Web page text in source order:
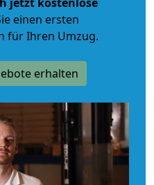
einen ersten
für Ihren Umzug.
erhalten